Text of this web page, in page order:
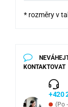
* rozměry v
KONTAKTOVAT
+420
(Po